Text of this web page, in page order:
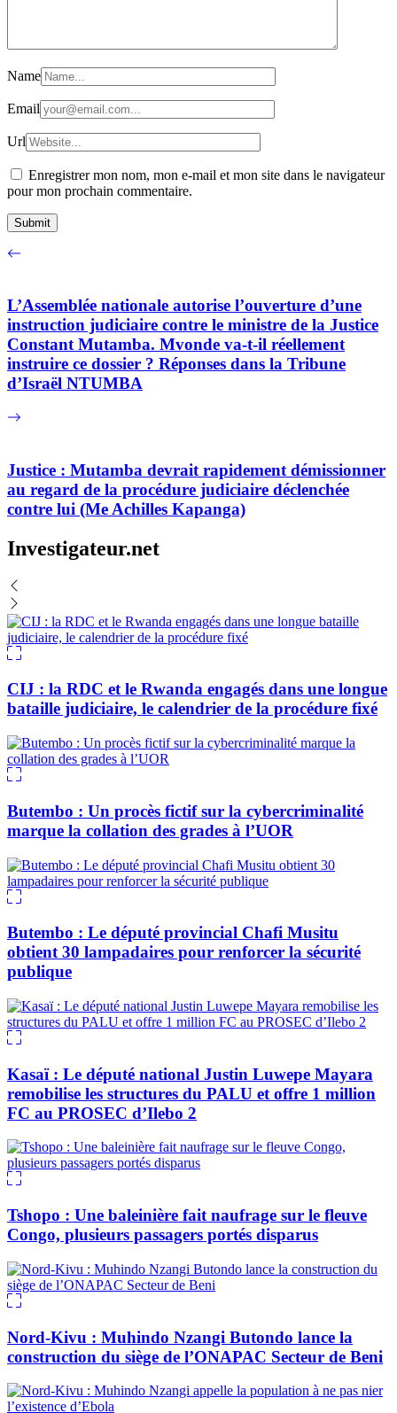
Name
Email
Url
Enregistrer mon nom, mon e-mail et mon site dans le navigateur
pour mon prochain commentaire.
L’Assemblée nationale autorise l’ouverture d’une
instruction judiciaire contre le ministre de la Justice
Constant Mutamba. Mvonde va-t-il réellement
instruire ce dossier ? Réponses dans la Tribune
d’Israël NTUMBA
Justice : Mutamba devrait rapidement démissionner
au regard de la procédure judiciaire déclenchée
contre lui (Me Achilles Kapanga)
Investigateur.net
CIJ : la RDC et le Rwanda engagés dans une longue
bataille judiciaire, le calendrier de la procédure fixé
Butembo : Un procès fictif sur la cybercriminalité
marque la collation des grades à l’UOR
Butembo : Le député provincial Chafi Musitu
obtient 30 lampadaires pour renforcer la sécurité
publique
Kasaï : Le député national Justin Luwepe Mayara
remobilise les structures du PALU et offre 1 million
FC au PROSEC d’Ilebo 2
Tshopo : Une baleinière fait naufrage sur le fleuve
Congo, plusieurs passagers portés disparus
Nord-Kivu : Muhindo Nzangi Butondo lance la
construction du siège de l’ONAPAC Secteur de Beni